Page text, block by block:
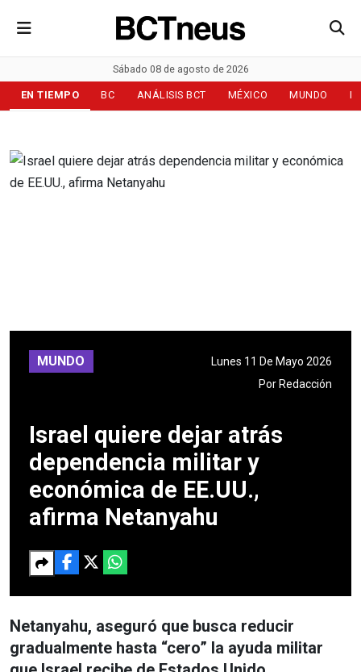
Sábado 08 de agosto de 2026
EN TIEMPO BC ANÁLISIS BCT MÉXICO MUNDO
MUNDO
Lunes 11 De Mayo 2026
Por Redacción
Israel quiere dejar atrás
dependencia militar y
económica de EE.UU.,
afirma Netanyahu
Netanyahu, aseguró que busca reducir
gradualmente hasta “cero” la ayuda militar